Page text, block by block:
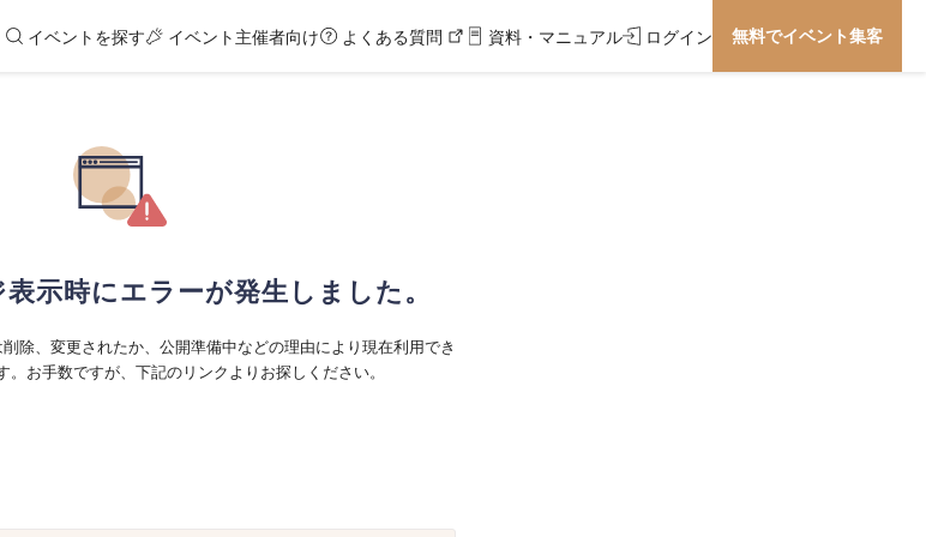
イベントを探す イベント主催者向け よくある質問 資料・マニュアル ログイン 無料でイベント集客
示時にエラーが発生しました。
除、変更されたか、公開準備中などの理由により現在利用でき
。お手数ですが、下記のリンクよりお探しください。